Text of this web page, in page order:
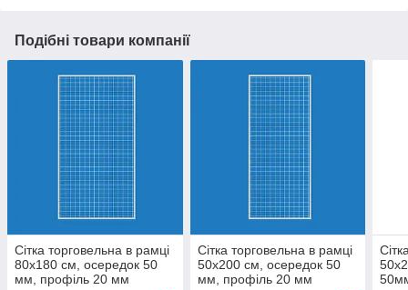
Подібні товари компанії
Сітка торговельна в рамці
80х180 см, осередок 50
мм, профіль 20 мм
Сітка торговельна в рамці
50х200 см, осередок 50
мм, профіль 20 мм